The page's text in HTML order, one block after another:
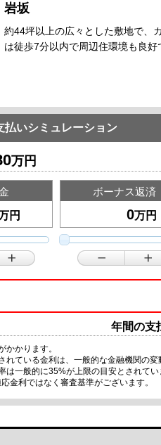
岩坂
約44坪以上の広々とした敷地で、
は徒歩7分以内で周辺住環境も良好
払いシミュレーション
万円
円
ボーナス返済
万円
年間の支
かります。
ている金利は、一般的な金融機関の変
一般的に35%が上限の目安とされてい
金利ではなく審査基準がございます。